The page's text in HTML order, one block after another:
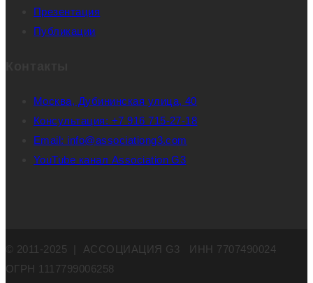
Презентация
Публикации
Москва, Дубининская улица, 40
Консультация: +7 916 715-27-18
Email: info@associationg3.com
YouTube канал Association G3
© 2011-2025 | АССОЦИАЦИЯ G3 ИНН 7707490024
ОГРН 1117799006258